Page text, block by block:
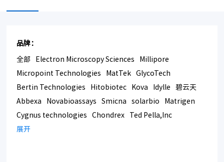
品牌：
全部 Electron Microscopy Sciences
Millipore
Micropoint Technologies
MatTek
GlycoTech
Bertin Technologies
Hitobiotec Kova Idylle
碧云天
Abbexa
Novabioassays Smicna solarbio
Matrigen
Cygnus technologies
Chondrex
Ted Pella,Inc
Bmrsupply
展开